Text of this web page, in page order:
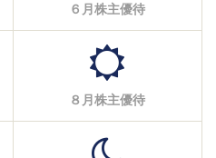
６月株主優待
８月株主優待